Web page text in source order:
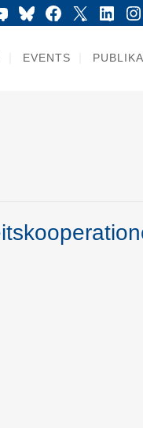
YouTubeBlueskyFacebook
EVENTS